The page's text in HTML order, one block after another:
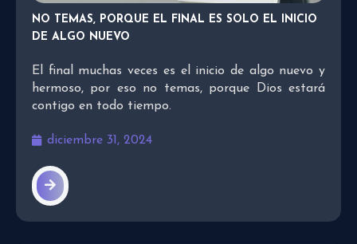
NO TEMAS, PORQUE EL FINAL ES SOLO EL INICIO
DE ALGO NUEVO
El final muchas veces es el inicio de algo nuevo y
hermoso, por eso no temas, porque Dios estará
contigo en todo tiempo.
diciembre 31, 2024